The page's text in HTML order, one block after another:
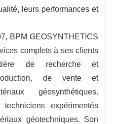
leurs performances et
BPM GEOSYNTHETICS
complets à ses clients
de recherche et
de vente et
géosynthétiques.
expérimentés
géotechniques. Son